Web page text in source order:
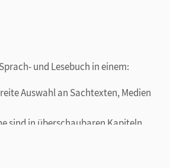
und Lesebuch in einem:
Auswahl an Sachtexten, Medien
sind in überschaubaren Kapiteln